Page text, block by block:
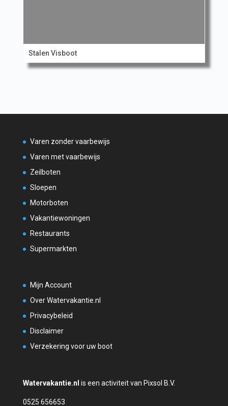
Stalen Visboot
Varen zonder vaarbewijs
Varen met vaarbewijs
Zeilboten
Sloepen
Motorboten
Vakantiewoningen
Restaurants
Supermarkten
Mijn Account
Over Watervakantie.nl
Privacybeleid
Disclaimer
Verzekering voor uw boot
Watervakantie.nl is een activiteit van Pixsol B.V.
0525 656653